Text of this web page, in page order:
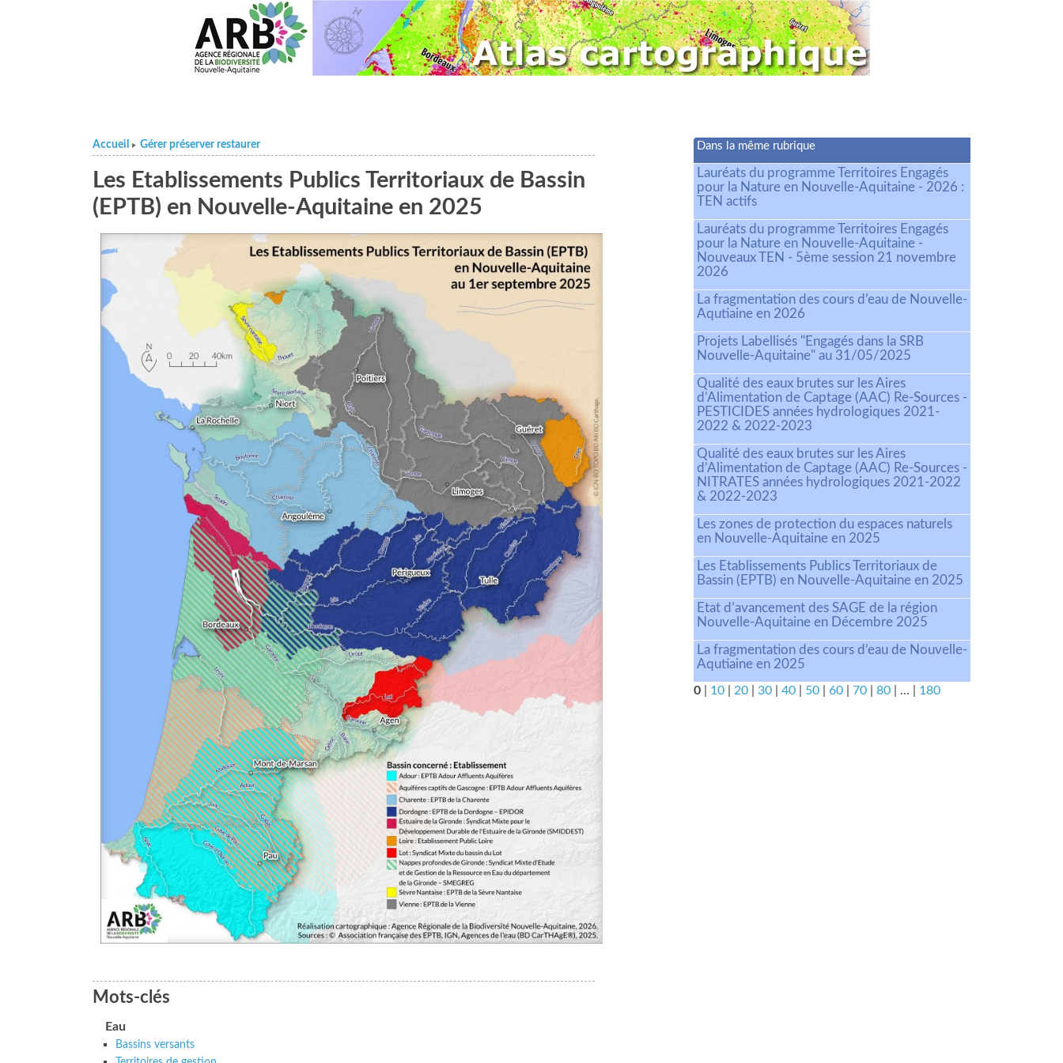
Accueil > Gérer préserver restaurer
Les Etablissements Publics Territoriaux de Bassin
(EPTB) en Nouvelle-Aquitaine en 2025
Mots-clés
Eau
Bassins versants
Dans la même rubrique
Lauréats du programme Territoires Engagés
pour la Nature en Nouvelle-Aquitaine - 2026 :
TEN actifs
Lauréats du programme Territoires Engagés
pour la Nature en Nouvelle-Aquitaine -
Nouveaux TEN - 5ème session 21 novembre
2026
La fragmentation des cours d’eau de Nouvelle-
Aqutiaine en 2026
Projets Labellisés "Engagés dans la SRB
Nouvelle-Aquitaine" au 31/05/2025
Qualité des eaux brutes sur les Aires
d’Alimentation de Captage (AAC) Re-Sources -
PESTICIDES années hydrologiques 2021-
2022 & 2022-2023
Qualité des eaux brutes sur les Aires
d’Alimentation de Captage (AAC) Re-Sources -
NITRATES années hydrologiques 2021-2022
& 2022-2023
Les zones de protection du espaces naturels
en Nouvelle-Aquitaine en 2025
Les Etablissements Publics Territoriaux de
Bassin (EPTB) en Nouvelle-Aquitaine en 2025
Etat d’avancement des SAGE de la région
Nouvelle-Aquitaine en Décembre 2025
La fragmentation des cours d’eau de Nouvelle-
Aqutiaine en 2025
0 10 20 30 40 50 60 70 80 ... 180